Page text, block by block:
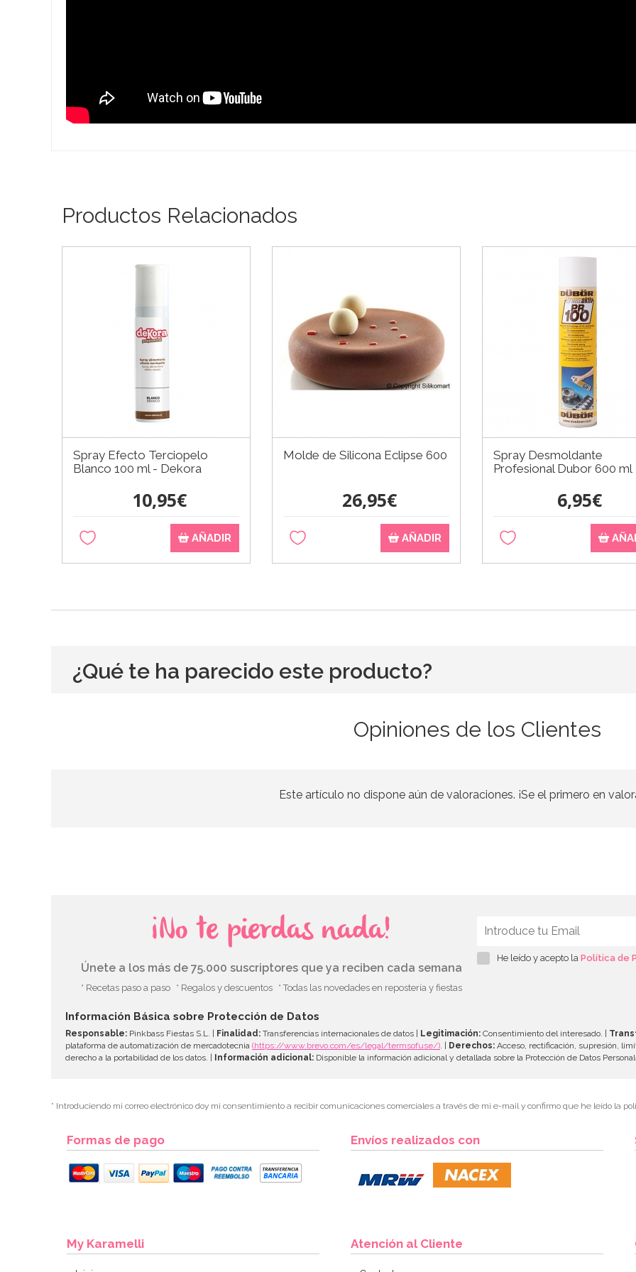
Productos Relacionados
Spray Efecto Terciopelo
Blanco 100 ml - Dekora
10,95€
AÑADIR
Molde de Silicona Eclipse 600
26,95€
AÑADIR
Spray Desmoldante
Profesional Dubor 600 ml
6,95€
¿Qué te ha parecido este producto?
Opiniones de los Clientes
Este artículo no dispone aún de valoraciones. ¡Se el primero en
¡No te pierdas nada!
Únete a los más de 75.000 suscriptores que ya reciben cada semana
* Recetas paso a paso * Regalos y descuentos * Todas las novedades en repostería y fiestas
He leído y acepto la Política de
Información Básica sobre Protección de Datos
Responsable: Pinkbass Fiestas S.L. | Finalidad: Transferencias internacionales de datos | Legitimación: Consentimiento del interesado. |
plataforma de automatización de mercadotecnia (https://www.brevo.com/es/legal/termsofuse/) . | Derechos: Acceso, rectificación, supresión,
derecho a la portabilidad de los datos. | Información adicional: Disponible la información adicional y detallada sobre la Protección de Datos
* Introduciendo mi correo electrónico doy mi consentimiento a recibir comunicaciones comerciales a través de mi e-mail y confirmo que he leído la
Formas de pago Envíos realizados con
My Karamelli Atención al Cliente